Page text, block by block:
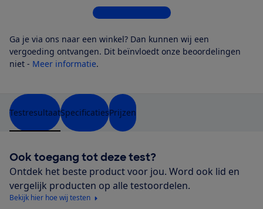
Bekijk alle 5 winkels
Ga je via ons naar een winkel? Dan kunnen wij een
vergoeding ontvangen. Dit beïnvloedt onze beoordelingen
niet - Meer informatie.
TestresultaatSpecificatiesPrijzen
Ook toegang tot deze test?
Ontdek het beste product voor jou. Word ook lid en
vergelijk producten op alle testoordelen.
Bekijk hier hoe wij testen